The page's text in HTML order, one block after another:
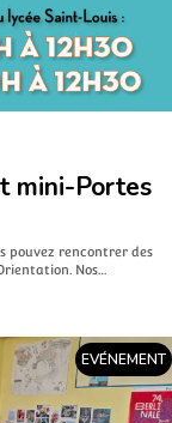
mini-Portes
pouvez rencontrer des
Nos…
EVÉNEMENT